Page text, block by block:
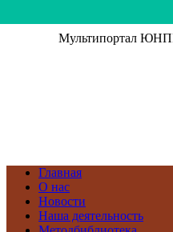
Мультипортал
Главная
О нас
Новости
Наша деятельность